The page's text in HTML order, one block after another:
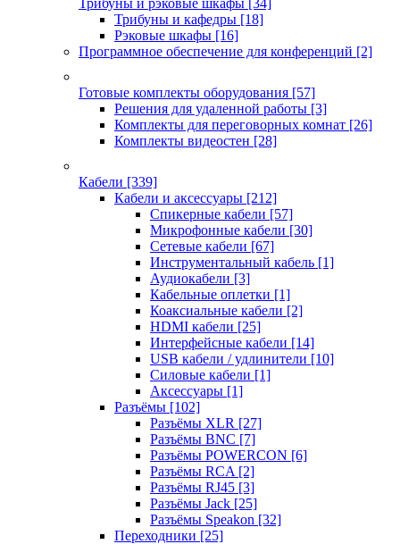
Трибуны и рэковые шкафы [34]
Трибуны и кафедры [18]
Рэковые шкафы [16]
Программное обеспечение для конференций [2]
Готовые комплекты оборудования [57]
Решения для удаленной работы [3]
Комплекты для переговорных комнат [26]
Комплекты видеостен [28]
Кабели [339]
Кабели и аксессуары [212]
Спикерные кабели [57]
Микрофонные кабели [30]
Сетевые кабели [67]
Инструментальный кабель [1]
Аудиокабели [3]
Кабельные оплетки [1]
Коаксиальные кабели [2]
HDMI кабели [25]
Интерфейсные кабели [14]
USB кабели / удлинители [10]
Силовые кабели [1]
Аксессуары [1]
Разъёмы [102]
Разъёмы XLR [27]
Разъёмы BNC [7]
Разъёмы POWERCON [6]
Разъёмы RCA [2]
Разъёмы RJ45 [3]
Разъёмы Jack [25]
Разъёмы Speakon [32]
Переходники [25]